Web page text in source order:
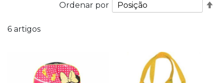
6 artigos
Ordenar por